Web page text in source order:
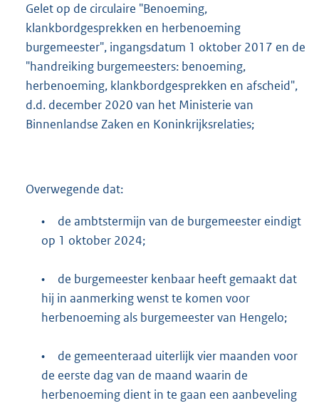
Gelet op de circulaire "Benoeming,
klankbordgesprekken en herbenoeming
burgemeester", ingangsdatum 1 oktober 2017 en de
"handreiking burgemeesters: benoeming,
herbenoeming, klankbordgesprekken en afscheid",
d.d. december 2020 van het Ministerie van
Binnenlandse Zaken en Koninkrijksrelaties;
Overwegende dat:
•
de ambtstermijn van de burgemeester eindigt
op 1 oktober 2024;
•
de burgemeester kenbaar heeft gemaakt dat
hij in aanmerking wenst te komen voor
herbenoeming als burgemeester van Hengelo;
•
de gemeenteraad uiterlijk vier maanden voor
de eerste dag van de maand waarin de
herbenoeming dient in te gaan een aanbeveling